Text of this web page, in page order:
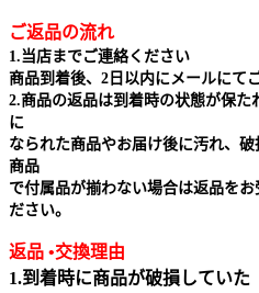
ご返品の流れ
1.当店までご連絡ください
商品到着後、2日以内にメールにて
2.商品の返品は到着時の状態が保た
に
なられた商品やお届け後に汚れ、
商品
で付属品が揃わない場合は返品を
ださい。
返品 •交換理由
1.到着時に商品が破損していた